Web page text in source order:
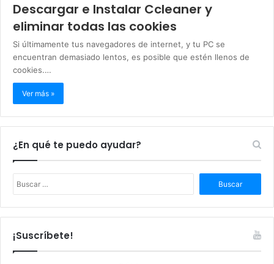
Descargar e Instalar Ccleaner y
eliminar todas las cookies
Si últimamente tus navegadores de internet, y tu PC se
encuentran demasiado lentos, es posible que estén llenos de
cookies.…
Ver más »
¿En qué te puedo ayudar?
s
c
¡Suscríbete!